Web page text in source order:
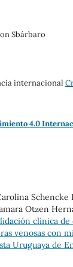
Sbárbaro
internacional
4.0
Schencke
Otzen
clínica
venosas con
Uruguaya de